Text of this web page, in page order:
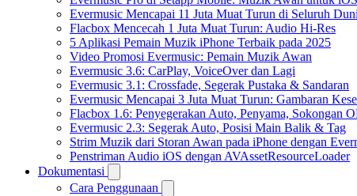
Evermusic Mencapai 11 Juta Muat Turun di Seluruh
Flacbox Mencecah 1 Juta Muat Turun: Audio Hi-Res
5 Aplikasi Pemain Muzik iPhone Terbaik pada 2025
Video Promosi Evermusic: Pemain Muzik Awan
Evermusic 3.6: CarPlay, VoiceOver dan Lagi
Evermusic 3.1: Crossfade, Segerak Pustaka & Sandaran
Evermusic Mencapai 3 Juta Muat Turun: Gambaran
Flacbox 1.6: Penyegerakan Auto, Penyama, Sokongan
Evermusic 2.3: Segerak Auto, Posisi Main Balik & Tag
Strim Muzik dari Storan Awan pada iPhone dengan
Penstriman Audio iOS dengan AVAssetResourceLoader
Dokumentasi
Cara Penggunaan